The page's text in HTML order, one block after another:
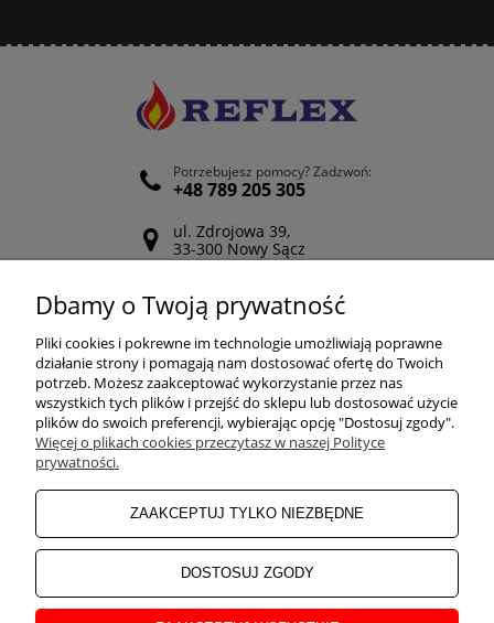
Potrzebujesz pomocy? Zadzwoń:
+48 789 205 305
ul. Zdrojowa 39,
33-300 Nowy Sącz
Odwiedź nasz Facebook
POMOC
ZAKUPY
MOJE KONTO
INFORMACJE
Dbamy o Twoją prywatność
Pliki cookies i pokrewne im technologie umożliwiają poprawne
działanie strony i pomagają nam dostosować ofertę do Twoich
potrzeb. Możesz zaakceptować wykorzystanie przez nas
wszystkich tych plików i przejść do sklepu lub dostosować użycie
plików do swoich preferencji, wybierając opcję "Dostosuj zgody".
Więcej o plikach cookies przeczytasz w naszej Polityce
prywatności.
ZAAKCEPTUJ TYLKO NIEZBĘDNE
DOSTOSUJ ZGODY